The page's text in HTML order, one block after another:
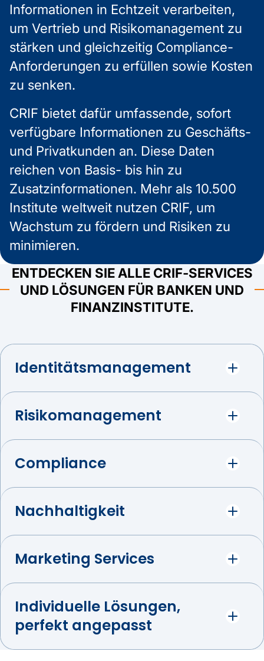
Informationen in Echtzeit verarbeiten,
um Vertrieb und Risikomanagement zu
stärken und gleichzeitig Compliance-
Anforderungen zu erfüllen sowie Kosten
zu senken.
CRIF bietet dafür umfassende, sofort
verfügbare Informationen zu Geschäfts-
und Privatkunden an. Diese Daten
reichen von Basis- bis hin zu
Zusatzinformationen. Mehr als 10.500
Institute weltweit nutzen CRIF, um
Wachstum zu fördern und Risiken zu
minimieren.
ENTDECKEN SIE ALLE CRIF‑SERVICES
UND LÖSUNGEN FÜR BANKEN UND
FINANZINSTITUTE.
Identitätsmanagement
Risikomanagement
Compliance
Nachhaltigkeit
Marketing Services
Individuelle Lösungen,
perfekt angepasst